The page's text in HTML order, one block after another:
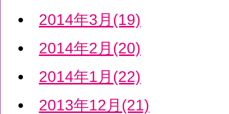
2014年3月(19)
2014年2月(20)
2014年1月(22)
2013年12月(21)